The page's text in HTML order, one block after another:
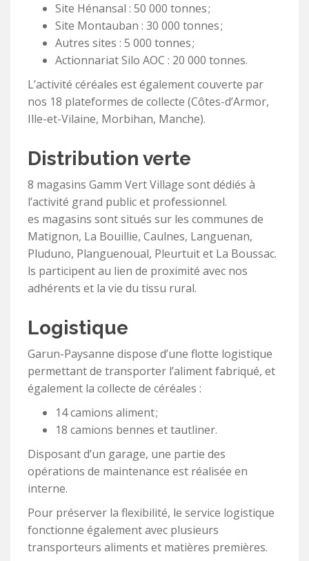
Site Hénansal : 50 000 tonnes ;
Site Montauban : 30 000 tonnes ;
Autres sites : 5 000 tonnes ;
Actionnariat Silo AOC : 20 000 tonnes.
L’activité céréales est également couverte par
nos 18 plateformes de collecte (Côtes-d’Armor,
Ille-et-Vilaine, Morbihan, Manche).
Distribution verte
8 magasins Gamm Vert Village sont dédiés à
l’activité grand public et professionnel.
es magasins sont situés sur les communes de
Matignon, La Bouillie, Caulnes, Languenan,
Pluduno, Planguenoual, Pleurtuit et La Boussac.
ls participent au lien de proximité avec nos
adhérents et la vie du tissu rural.
Logistique
Garun-Paysanne dispose d’une flotte logistique
permettant de transporter l’aliment fabriqué, et
également la collecte de céréales :
14 camions aliment ;
18 camions bennes et tautliner.
Disposant d’un garage, une partie des
opérations de maintenance est réalisée en
interne.
Pour préserver la flexibilité, le service logistique
fonctionne également avec plusieurs
transporteurs aliments et matières premières.